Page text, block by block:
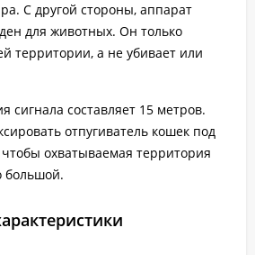
С другой стороны, аппарат
для животных. Он только
территории, а не убивает или
сигнала составляет 15 метров.
отпугиватель кошек под
чтобы охватываемая территория
большой.